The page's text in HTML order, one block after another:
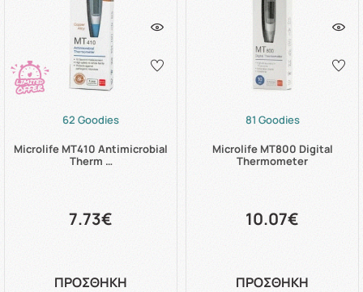
62 Goodies
Microlife MT410 Antimicrobial
Therm …
7.73€
ΠΡΟΣΘΗΚΗ
81 Goodies
Microlife MT800 Digital
Thermometer
10.07€
ΠΡΟΣΘΗΚΗ